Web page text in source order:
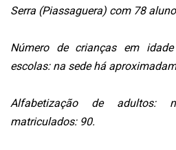
Serra (Piassaguera) com 78
Número de crianças em
escolas: na sede há
Alfabetização de adultos:
matriculados: 90.